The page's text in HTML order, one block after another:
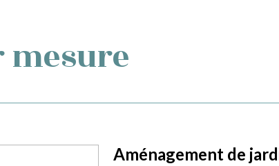
mesure
Aménagement de